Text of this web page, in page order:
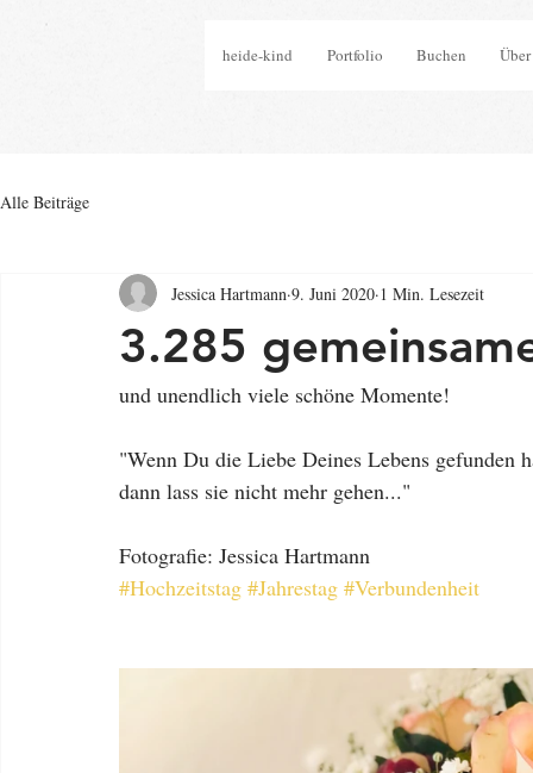
heide-kind Portfolio Buchen
Alle Beiträge
3.285
Jessica Hartmann 9. Juni 2020 1 Min. Lesezeit
und unendlich viele schöne Momente!
"Wenn Du die Liebe Deines Lebens gefunden
dann lass sie nicht mehr gehen..."
Fotografie: Jessica Hartmann
#Hochzeitstag #Jahrestag #Verbundenheit